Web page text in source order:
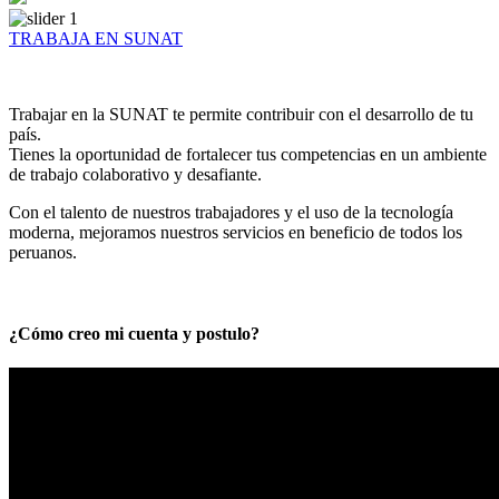
TRABAJA EN SUNAT
Trabajar en la SUNAT te permite contribuir con el desarrollo de tu
país.
Tienes la oportunidad de fortalecer tus competencias en un ambiente
de trabajo colaborativo y desafiante.
Con el talento de nuestros trabajadores y el uso de la tecnología
moderna, mejoramos nuestros servicios en beneficio de todos los
peruanos.
¿Cómo creo mi cuenta y postulo?